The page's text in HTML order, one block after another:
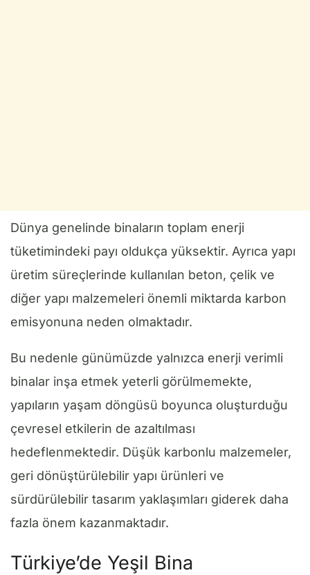
Dünya genelinde binaların toplam enerji
tüketimindeki payı oldukça yüksektir. Ayrıca yapı
üretim süreçlerinde kullanılan beton, çelik ve
diğer yapı malzemeleri önemli miktarda karbon
emisyonuna neden olmaktadır.
Bu nedenle günümüzde yalnızca enerji verimli
binalar inşa etmek yeterli görülmemekte,
yapıların yaşam döngüsü boyunca oluşturduğu
çevresel etkilerin de azaltılması
hedeflenmektedir. Düşük karbonlu malzemeler,
geri dönüştürülebilir yapı ürünleri ve
sürdürülebilir tasarım yaklaşımları giderek daha
fazla önem kazanmaktadır.
Türkiye’de Yeşil Bina